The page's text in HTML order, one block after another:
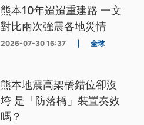
熊本10年迢迢重建路 一文
對比兩次強震各地災情
2026-07-30 16:37 全球
熊本地震高架橋錯位卻沒
垮 是「防落橋」裝置奏效
嗎？